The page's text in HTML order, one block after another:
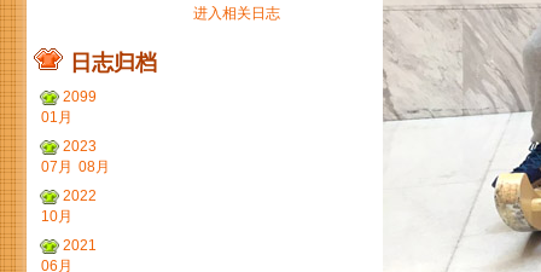
进入相关日志
日志归档
2099
01月
2023
07月 08月
2022
10月
2021
06月